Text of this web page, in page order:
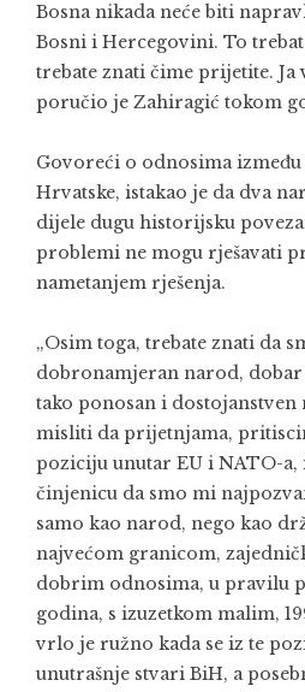
Bosna nikada neće biti
Bosni i Hercegovini. To
trebate znati čime prijetite. Ja
poručio je Zahiragić tokom
Govoreći o odnosima
Hrvatske, istakao je da dva
dijele dugu historijsku
problemi ne mogu rješavati
nametanjem rješenja.
„Osim toga, trebate znati da
dobronamjeran narod,
tako ponosan i
misliti da prijetnjama,
poziciju unutar EU i NATO-a,
činjenicu da smo mi
samo kao narod, nego kao
najvećom granicom,
dobrim odnosima, u pravilu
godina, s izuzetkom malim,
vrlo je ružno kada se iz te
unutrašnje stvari BiH, a